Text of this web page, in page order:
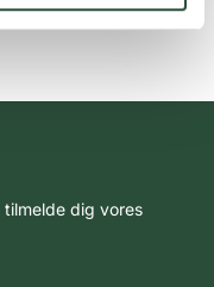
dig vores